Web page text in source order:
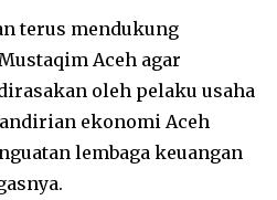
terus mendukung
Aceh agar
oleh pelaku usaha
ekonomi Aceh
lembaga keuangan